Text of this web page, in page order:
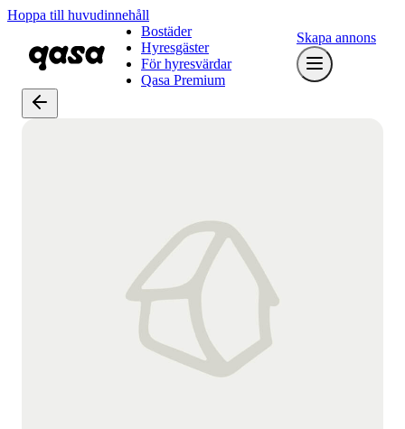
Hoppa till huvudinnehåll
Bostäder
Hyresgäster
För hyresvärdar
Qasa Premium
Skapa annons